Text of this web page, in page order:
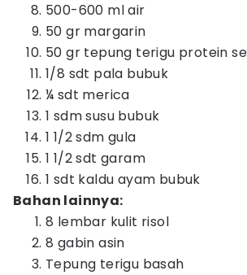
500-600 ml air
50 gr margarin
50 gr tepung terigu protein
1/8 sdt pala bubuk
¼ sdt merica
1 sdm susu bubuk
1 1/2 sdm gula
1 1/2 sdt garam
1 sdt kaldu ayam bubuk
Bahan lainnya:
8 lembar kulit risol
8 gabin asin
Tepung terigu basah